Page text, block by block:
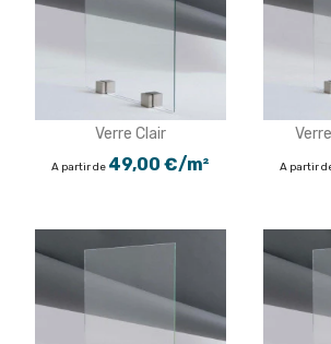
Verre Clair
A partir de 49,00 €/m² A partir